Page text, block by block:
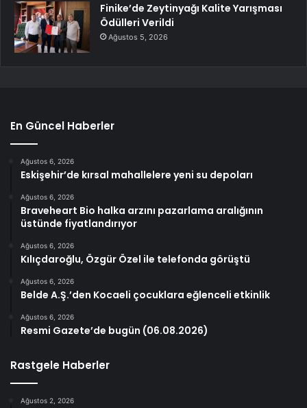
Finike’de Zeytinyağı Kalite Yarışması
Ödülleri Verildi
Ağustos 5, 2026
En Güncel Haberler
Ağustos 6, 2026
Eskişehir’de kırsal mahallelere yeni su depoları
Ağustos 6, 2026
Braveheart Bio halka arzını pazarlama aralığının
üstünde fiyatlandırıyor
Ağustos 6, 2026
Kılıçdaroğlu, Özgür Özel ile telefonda görüştü
Ağustos 6, 2026
Belde A.Ş.’den Kocaeli çocuklara eğlenceli etkinlik
Ağustos 6, 2026
Resmi Gazete’de bugün (06.08.2026)
Rastgele Haberler
Ağustos 2, 2026